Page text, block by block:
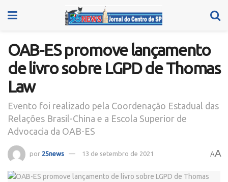
OAB-ES promove lançamento
de livro sobre LGPD de Thomas
Law
Evento foi realizado pela Coordenação Estadual das
Relações Brasil-China e a Escola Superior de
Advocacia da OAB-ES
por 25news 13 de setembro de 2021 AA